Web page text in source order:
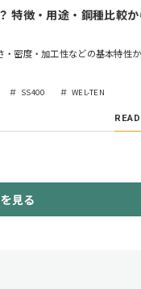
特徴・用途・鋼種比較
・密度・加工性などの基本特性
SS400 WEL-TEN
見る